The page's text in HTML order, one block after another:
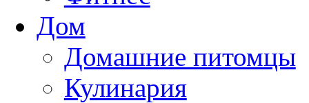
Дом
Домашние питомцы
Кулинария